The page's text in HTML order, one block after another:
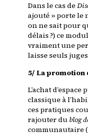
Dans le cas de
ajouté » porte le
on ne sait pour
délais ?) ce
vraiment une
laisse seuls
5/ La promotion
L’achat
classique à
ces pratiques
rajouter du blog
communautaire